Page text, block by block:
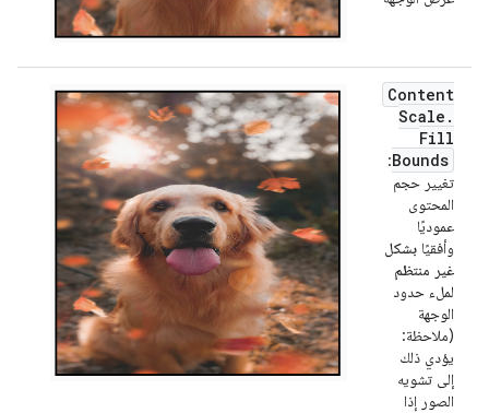
Content
Scale .
Fill
Bounds
:
تغيير حجم
المحتوى
عموديًا
وأفقيًا بشكل
غير منتظم
لملء حدود
الوجهة
(ملاحظة:
يؤدي ذلك
إلى تشويه
الصور إذا